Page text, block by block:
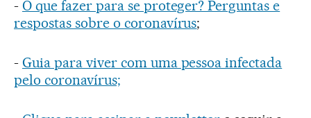
- O que fazer para se proteger? Perguntas e
respostas sobre o coronavírus;
- Guia para viver com uma pessoa infectada
pelo coronavírus;